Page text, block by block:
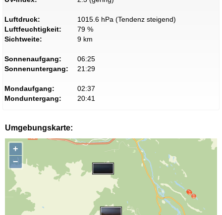
Luftdruck:
1015.6 hPa (Tendenz steigend)
Luftfeuchtigkeit:
79 %
Sichtweite:
9 km
Sonnenaufgang:
06:25
Sonnenuntergang:
21:29
Mondaufgang:
02:37
Monduntergang:
20:41
Umgebungskarte:
+
−